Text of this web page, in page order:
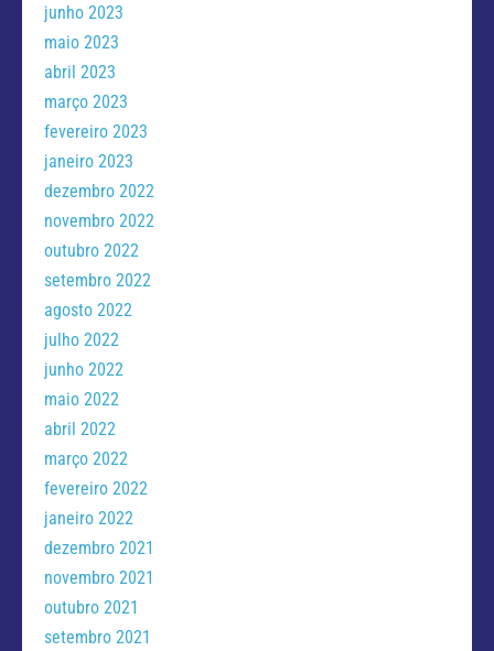
junho 2023
maio 2023
abril 2023
março 2023
fevereiro 2023
janeiro 2023
dezembro 2022
novembro 2022
outubro 2022
setembro 2022
agosto 2022
julho 2022
junho 2022
maio 2022
abril 2022
março 2022
fevereiro 2022
janeiro 2022
dezembro 2021
novembro 2021
outubro 2021
setembro 2021